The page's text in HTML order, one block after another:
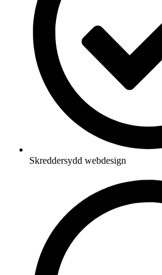
Skreddersydd webdesign